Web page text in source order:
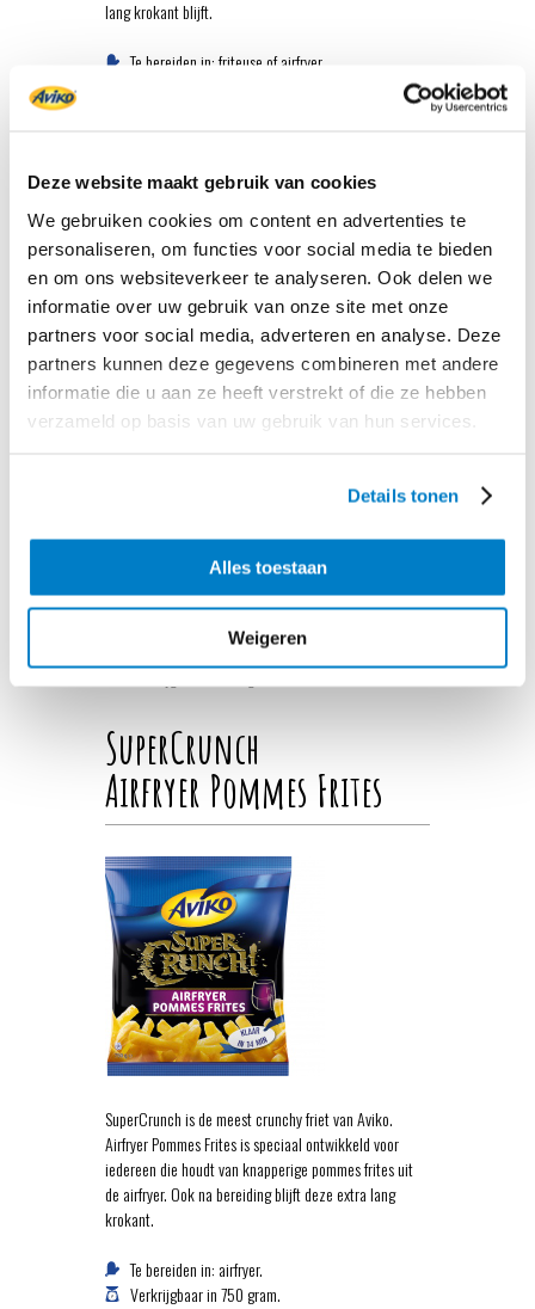
Deze website maakt gebruik van cookies
We gebruiken cookies om content en advertenties te
personaliseren, om functies voor social media te bieden
en om ons websiteverkeer te analyseren. Ook delen we
informatie over uw gebruik van onze site met onze
partners voor social media, adverteren en analyse. Deze
partners kunnen deze gegevens combineren met andere
informatie die u aan ze heeft verstrekt of die ze hebben
verzameld op basis van uw gebruik van hun services.
Details tonen
Alles toestaan
Weigeren
lang krokant blijft.
Te bereiden in: friteuse of airfryer.
Airfryer Dunne Friet
iedereen die houdt van knapperige dunne friet uit de
airfryer. Ook na bereiding blijft deze extra lang krokant.
Te bereiden in: oven of airfryer.
SuperCrunch
Airfryer Pommes Frites
SuperCrunch is de meest crunchy friet van Aviko.
Airfryer Pommes Frites is speciaal ontwikkeld voor
iedereen die houdt van knapperige pommes frites uit
de airfryer. Ook na bereiding blijft deze extra lang
krokant.
Te bereiden in: airfryer.
Verkrijgbaar in 750 gram.